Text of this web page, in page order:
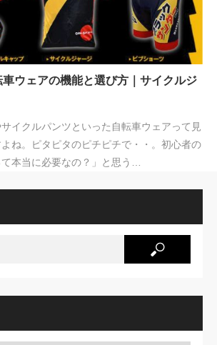
ウェアの機能と選び方｜サイクルジ
イクルパンツといった自転車ウェアって見
ね。ピタピタのピチピチで・・。初心者の
本当に必要なの？」と思う…